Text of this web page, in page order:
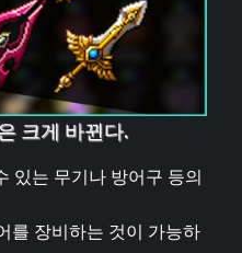
크게 바뀐다.
있는 무기나 방어구 등의
를 장비하는 것이 가능하